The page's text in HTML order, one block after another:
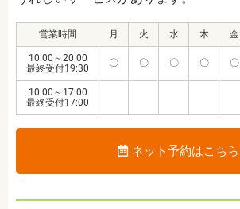
営業時間 月 火 水 木 金
10:00～20:00
最終受付19:30
〇 〇 〇 〇 〇
10:00～17:00
最終受付17:00
ネット予約はこちら